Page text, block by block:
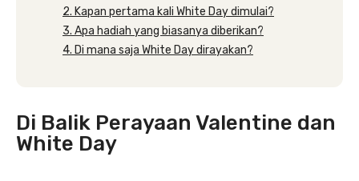
2. Kapan pertama kali White Day dimulai?
3. Apa hadiah yang biasanya diberikan?
4. Di mana saja White Day dirayakan?
Di Balik Perayaan Valentine dan
White Day